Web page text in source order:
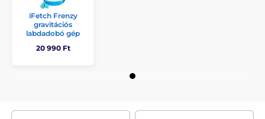
iFetch Frenzy
gravitációs
labdadobó gép
20 990 Ft